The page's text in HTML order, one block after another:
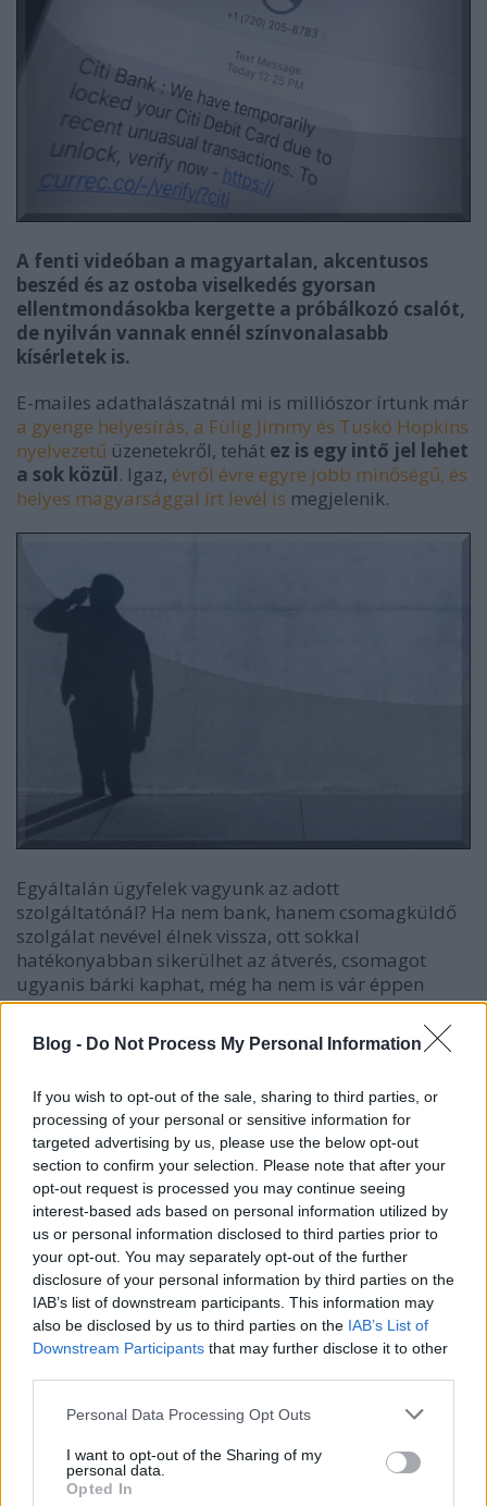
Blog - Do Not Process My Personal Information
If you wish to opt-out of the sale, sharing to third parties, or
processing of your personal or sensitive information for
targeted advertising by us, please use the below opt-out
section to confirm your selection. Please note that after your
opt-out request is processed you may continue seeing
interest-based ads based on personal information utilized by
us or personal information disclosed to third parties prior to
your opt-out. You may separately opt-out of the further
disclosure of your personal information by third parties on the
IAB’s list of downstream participants. This information may
also be disclosed by us to third parties on the IAB’s List of
Downstream Participants that may further disclose it to other
Please note that this website/app uses one or more Google
not limited to your visit or usage behaviour. You may click to
grant or deny consent to Google and its third-party tags to
use your data for below specified purposes in below Google
Personal Data Processing Opt Outs
I want to opt-out of the Sharing of my
personal data.
Opted In
A fenti videóban a magyartalan, akcentusos
beszéd és az ostoba viselkedés gyorsan
ellentmondásokba kergette a próbálkozó csalót,
de nyilván vannak ennél színvonalasabb
kísérletek is.
E-mailes adathalászatnál mi is milliószor írtunk már
a gyenge helyesírás, a Fülig Jimmy és Tuskó Hopkins
nyelvezetű üzenetekről, tehát ez is egy intő jel lehet
a sok közül. Igaz, évről évre egyre jobb minőségű, és
helyes magyarsággal írt levél is megjelenik.
Egyáltalán ügyfelek vagyunk az adott
szolgáltatónál? Ha nem bank, hanem csomagküldő
szolgálat nevével élnek vissza, ott sokkal
hatékonyabban sikerülhet az átverés, csomagot
ugyanis bárki kaphat, még ha nem is vár éppen
konkrét helyről -erről szólt a tavaly márciusi FedEx
nevével visszaélő FluBot vírusos SMS üzenetek esete
Ott azt volt érdemes megjegyezni, hogy kéretlen
onnan semmilyen alkalmazást nem telepítünk,
nem is adunk meg neki semmilyen engedélyt, és
igen jót teszünk magunkkal, ha naprakész
vírusvédelmi megoldást használunk a
mobilunkon.
Érdekes módona teljesen idegen, a
szolgáltatóra nem is hasonlító linkre tömegesen
kattintottak az emberek, ilyet sem érdemes
elkövetni.